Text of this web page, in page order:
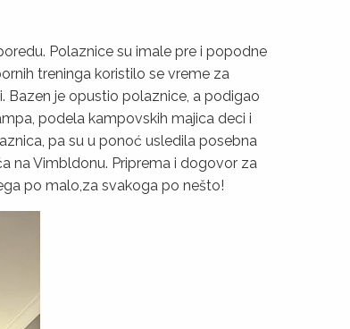
Polaznice su imale pre i popodne
treninga koristilo se vreme za
Bazen je opustio polaznice, a podigao
podela kampovskih majica deci i
pa su u ponoć usledila posebna
na Vimbldonu. Priprema i dogovor za
po malo,za svakoga po nešto!